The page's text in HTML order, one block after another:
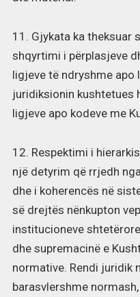
11. Gjykata ka theksuar
shqyrtimi i përplasjeve
ligjeve të ndryshme apo
juridiksionin kushtetues
ligjeve apo kodeve me
12. Respektimi i
një detyrim që rrjedh
dhe i koherencës në
së drejtës nënkupton
institucioneve
dhe supremacinë e
normative. Rendi juridik
barasvlershme